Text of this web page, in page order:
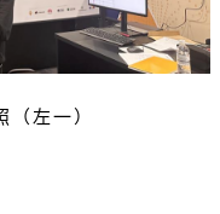
左一）